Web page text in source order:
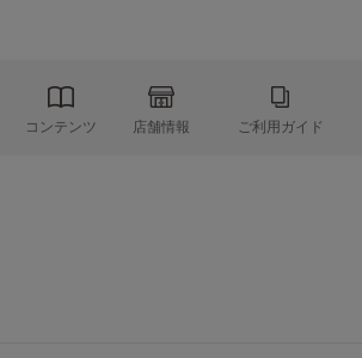
コンテンツ 店舗情報 ご利用ガイド